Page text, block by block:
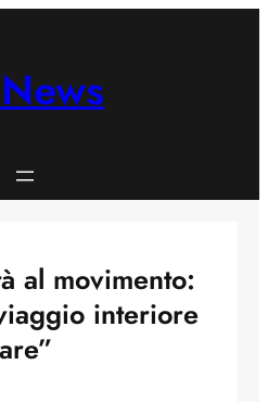
al movimento:
interiore